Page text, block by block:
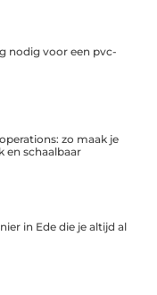
nodig voor een pvc-
zo maak je
en schaalbaar
in Ede die je altijd al